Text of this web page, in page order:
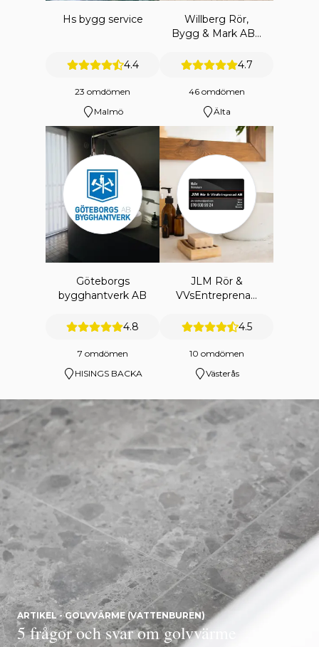
Hs bygg service
4.4
23 omdömen
Malmö
Willberg Rör,
Bygg & Mark AB -
Hemtjänst4.7
46 omdömen
Älta
Göteborgs
bygghantverk AB
4.8
7 omdömen
HISINGS BACKA
JLM Rör &
VVsEntreprenad
4.5
10 omdömen
Västerås
ARTIKEL - GOLVVÄRME (VATTENBUREN)
5 frågor och svar om golvvärme